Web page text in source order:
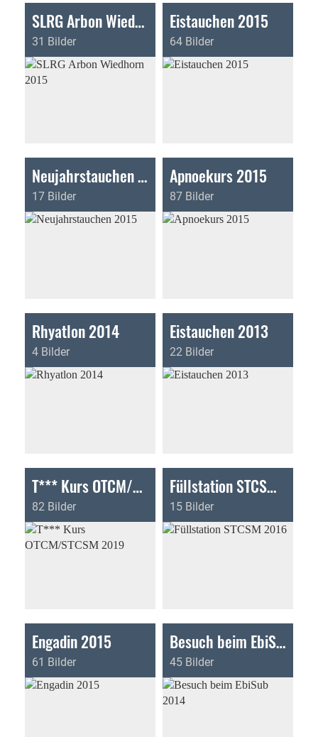
SLRG Arbon Wiedhorn 2015
31 Bilder
Eistauchen 2015
64 Bilder
Neujahrstauchen 2015
17 Bilder
Apnoekurs 2015
87 Bilder
Rhyatlon 2014
4 Bilder
Eistauchen 2013
22 Bilder
T*** Kurs OTCM/STCSM 2019
82 Bilder
Füllstation STCSM 2016
15 Bilder
Engadin 2015
61 Bilder
Besuch beim EbiSub 2014
45 Bilder